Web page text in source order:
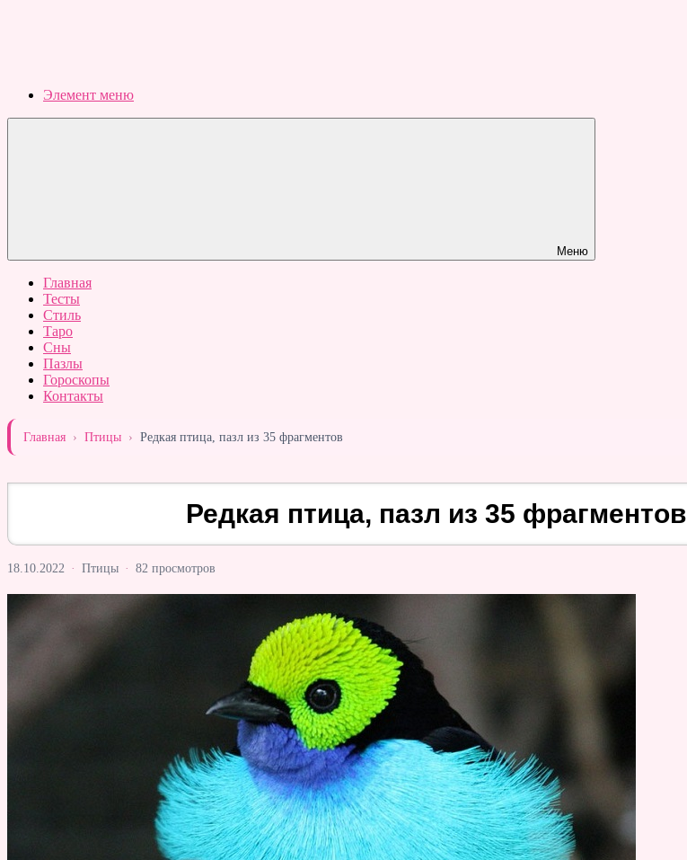
Элемент меню
Меню
Главная
Тесты
Стиль
Таро
Сны
Пазлы
Гороскопы
Контакты
Главная › Птицы › Редкая птица, пазл из 35 фрагментов
Редкая птица, пазл из 35 фрагментов
18.10.2022 · Птицы · 82 просмотров